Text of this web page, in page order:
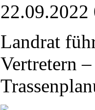
22.09.2022
Landrat
Vertretern